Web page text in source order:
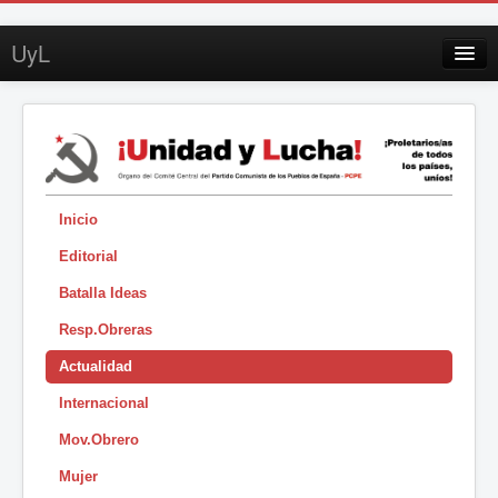
UyL
Suscripción
Sobre UyL
Edición impresa
Buscar
Inicio
Editorial
Batalla Ideas
Resp.Obreras
Actualidad
Internacional
Mov.Obrero
Mujer